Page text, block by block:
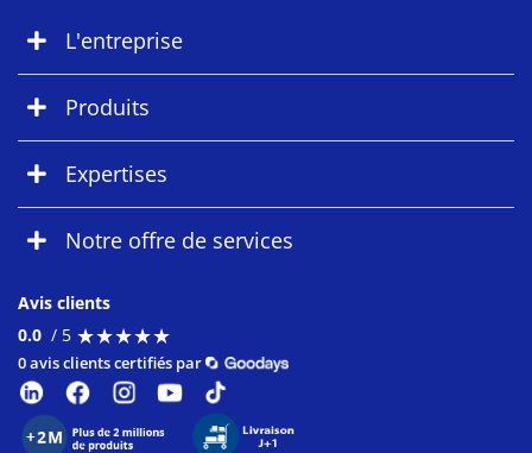
L'entreprise
Produits
Expertises
Notre offre de services
Avis clients
0.0 / 5 ★★★★★
★★★★★
0 avis clients certifiés par